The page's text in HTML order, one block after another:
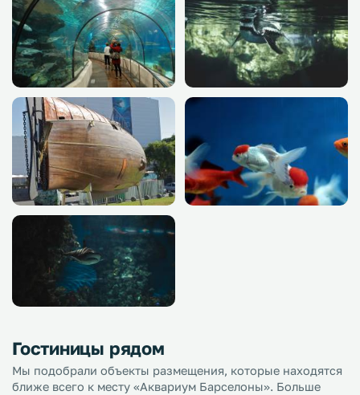
Гостиницы рядом
Мы подобрали объекты размещения, которые находятся
ближе всего к месту «Аквариум Барселоны». Больше